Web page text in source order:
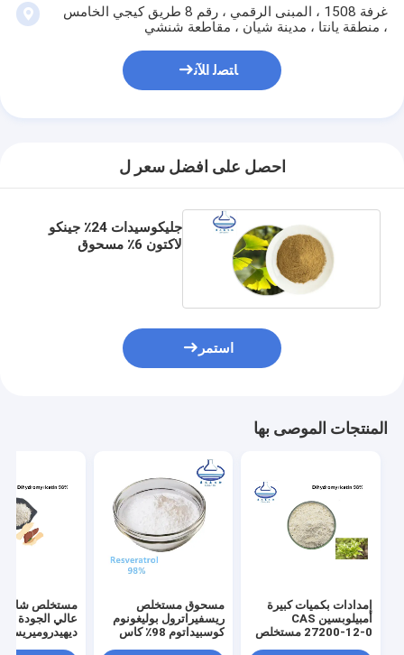
غرفة 1508 ، المبنى الرقمي ، رقم 8 طريق كيجي الخامس
، منطقة يانتا ، مدينة شيان ، مقاطعة شنشي
ﺎﺘﺼﻟ ﺍﻶﻧ
احصل على افضل سعر ل
جليكوسيدات 24٪ جينكو
لاكتون 6٪ مسحوق
استمر
المنتجات الموصى بها
إمدادات بكميات كبيرة
أمبيلوبسين CAS
27200-12-0 مستخلص
مسحوق مستخلص
ريسفيراترول بوليغونوم
كوسبيداتوم 98٪ كاس
مستخلص شاي
عالي الجودة